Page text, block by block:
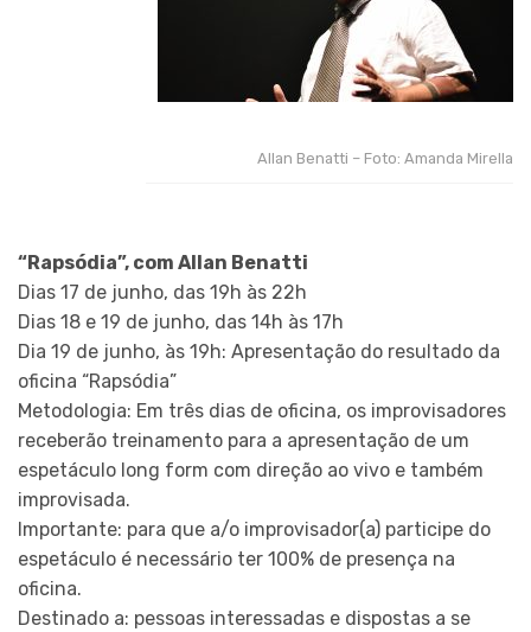
Allan Benatti – Foto: Amanda Mirella
“Rapsódia”, com Allan Benatti
Dias 17 de junho, das 19h às 22h
Dias 18 e 19 de junho, das 14h às 17h
Dia 19 de junho, às 19h: Apresentação do resultado da
oficina “Rapsódia”
Metodologia: Em três dias de oficina, os improvisadores
receberão treinamento para a apresentação de um
espetáculo long form com direção ao vivo e também
improvisada.
Importante: para que a/o improvisador(a) participe do
espetáculo é necessário ter 100% de presença na
oficina.
Destinado a: pessoas interessadas e dispostas a se